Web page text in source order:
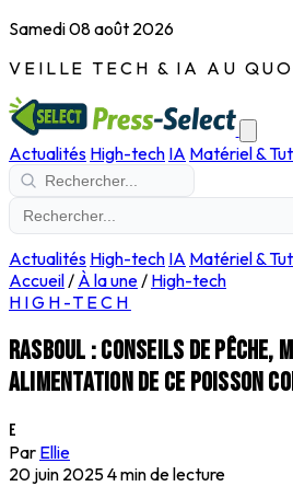
Samedi 08 août 2026
VEILLE TECH & IA AU
Actualités High-tech IA Matériel &
Actualités High-tech IA Matériel &
Accueil/ À la une/ High-tech
HIGH-TECH
Rasboul : conseils de pêche,
alimentation de ce poisson
E
Par Ellie
20 juin 20254 min de lecture